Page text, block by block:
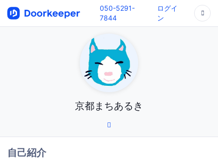
050-5291-
7844
ログイ
ン
京都まちあるき
自己紹介